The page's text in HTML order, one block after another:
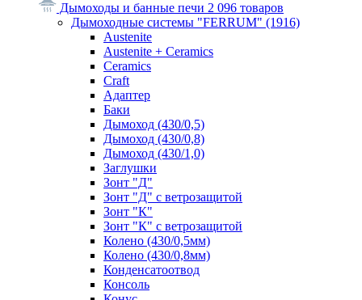
Дымоходы и банные печи 2 096 товаров
Дымоходные системы "FERRUM" (1916)
Austenite
Austenite + Ceramics
Ceramics
Craft
Адаптер
Баки
Дымоход (430/0,5)
Дымоход (430/0,8)
Дымоход (430/1,0)
Заглушки
Зонт "Д"
Зонт "Д" с ветрозащитой
Зонт "К"
Зонт "К" с ветрозащитой
Колено (430/0,5мм)
Колено (430/0,8мм)
Конденсатоотвод
Консоль